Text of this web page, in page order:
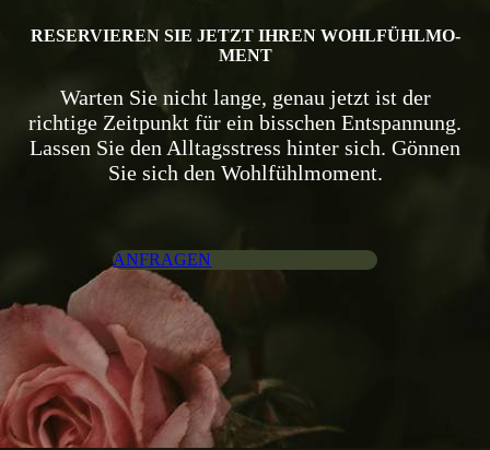
RESERVIEREN SIE JETZT IHREN WOHLFÜHL­MO­
MENT
Warten Sie nicht lange, genau jetzt ist der
richtige Zeit­punkt für ein bisschen Ent­span­nung.
Lassen Sie den All­tags­stress hinter sich. Gön­nen
Sie sich den Wohl­fühl­mo­ment.
ANFRAGEN